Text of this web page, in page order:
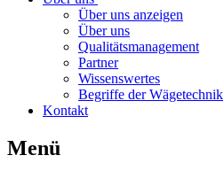
Über uns anzeigen
Über uns
Qualitätsmanagement
Partner
Wissenswertes
Begriffe der Wägetechnik
Kontakt
Menü